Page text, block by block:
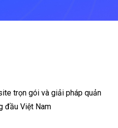
trọn gói và giải pháp quản
đầu Việt Nam